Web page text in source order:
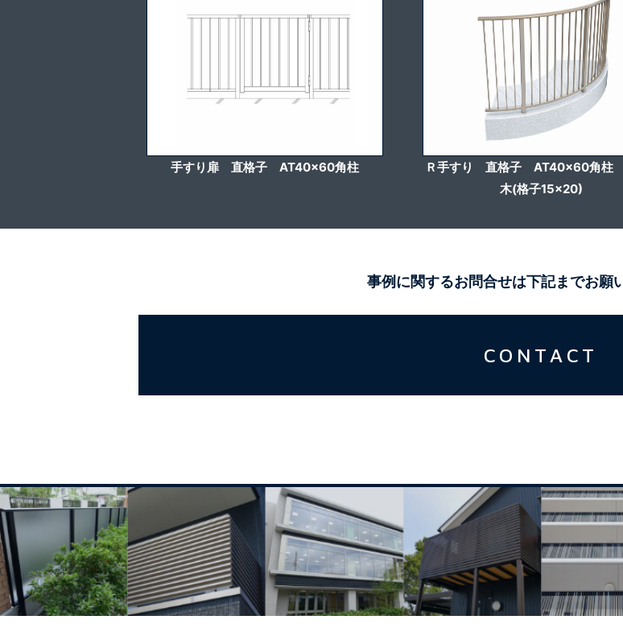
手すり扉 直格子 AT40x60角柱
Ｒ手すり 直格子 AT40x60角柱
木(格子15×20)
事例に関するお問合せは下記までお願
CONTACT